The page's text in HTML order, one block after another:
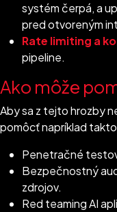
systém čerpá, a
pred otvoreným
Rate limiting a
pipeline.
Ako môže
Aby sa z tejto hrozby
pomôcť napríklad
Penetračné
Bezpečnostný
zdrojov.
Red teaming AI